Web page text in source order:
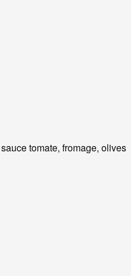
tomate, fromage, olives